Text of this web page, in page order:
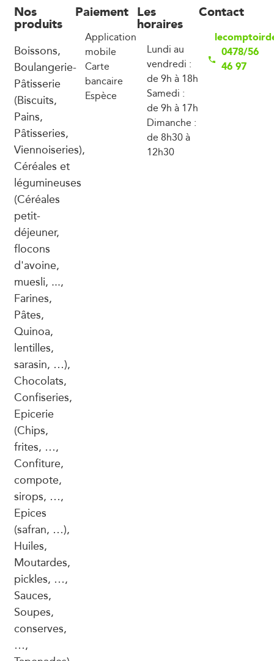
Nos
produits
Boissons,
Boulangerie-
Pâtisserie
(Biscuits,
Pains,
Pâtisseries,
Viennoiseries),
Céréales et
légumineuses
(Céréales
petit-
déjeuner,
flocons
d'avoine,
muesli, ...,
Farines,
Pâtes,
Quinoa,
lentilles,
sarasin, …),
Chocolats,
Confiseries,
Epicerie
(Chips,
frites, …,
Confiture,
compote,
sirops, …,
Epices
(safran, …),
Huiles,
Moutardes,
pickles, …,
Sauces,
Soupes,
conserves,
…,
Paiement
Application
mobile
Carte
bancaire
Espèce
Les
horaires
Lundi au
vendredi :
de 9h à 18h
Samedi :
de 9h à 17h
Dimanche :
de 8h30 à
12h30
Contact
0478/56
46 97